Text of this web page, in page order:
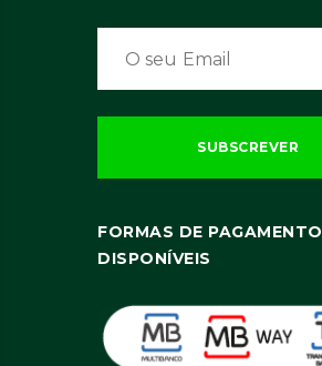
FORMAS DE PAGAMENTO
DISPONÍVEIS